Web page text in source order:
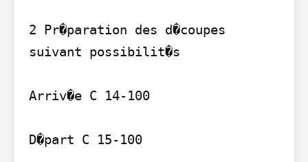
2 Pr�paration des d�coupes
suivant possibilit�s
Arriv�e C 14-100
D�part C 15-100